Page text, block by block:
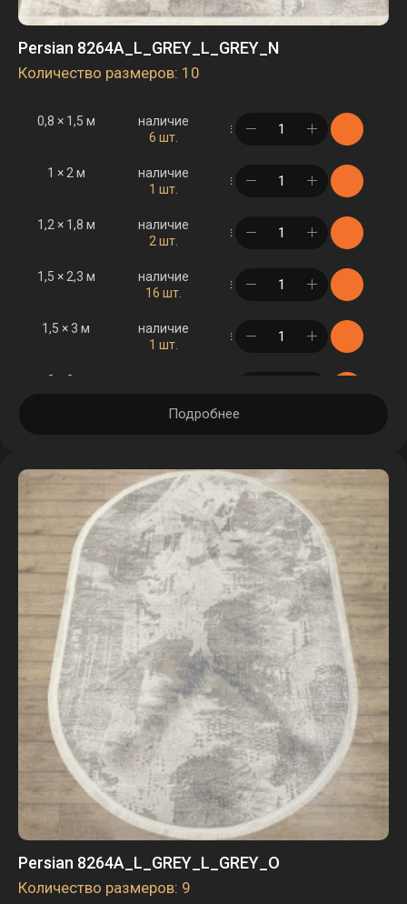
Persian 8264A_L_GREY_L_GREY_N
Количество размеров: 10
0,8 × 1,5 м
наличие
6 шт.
в корзине
1 × 2 м
наличие
1 шт.
в корзине
1,2 × 1,8 м
наличие
2 шт.
в корзине
1,5 × 2,3 м
наличие
16 шт.
в корзине
1,5 × 3 м
наличие
1 шт.
в корзине
2 × 3 м
2,5 × 3,5 м
наличие
5 шт.
в корзине
3 × 4 м
наличие
9 шт.
в корзине
3 × 5 м
наличие
3 шт.
в корзине
Подробнее
Persian 8264A_L_GREY_L_GREY_O
Количество размеров: 9